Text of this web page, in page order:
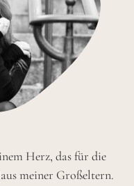
Herz, das für die
meiner Großeltern.